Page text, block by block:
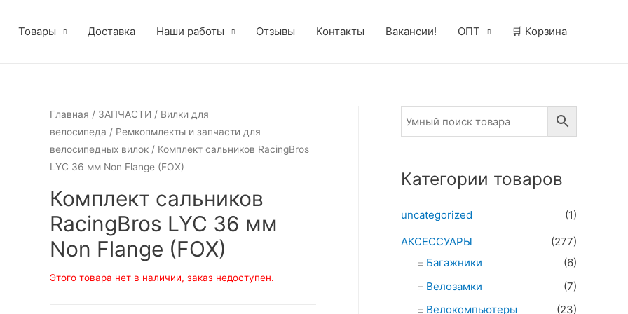
Товары Доставка Наши работы Отзывы Контакты Вакансии! ОПТ 🛒 Корзина
Главная / ЗАПЧАСТИ / Вилки для
велосипеда / Ремкопмлекты и запчасти для
велосипедных вилок/ Комплект сальников RacingBros
LYC 36 мм Non Flange (FOX)
Комплект сальников
RacingBros LYC 36 мм
Non Flange (FOX)
Этого товара нет в наличии, заказ недоступен.
Категории товаров
uncategorized
(1)
АКСЕССУАРЫ
(277)
Багажники
(6)
Велозамки
(7)
Велокомпьютеры
(23)